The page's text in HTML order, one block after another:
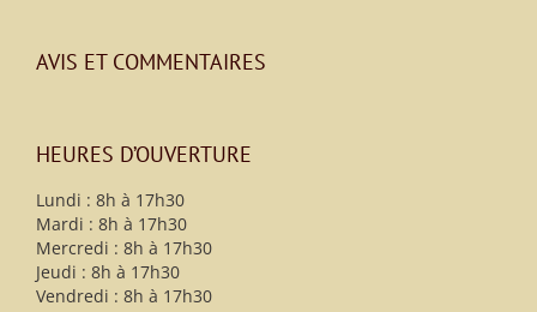
AVIS ET COMMENTAIRES
HEURES D’OUVERTURE
Lundi : 8h à 17h30
Mardi : 8h à 17h30
Mercredi : 8h à 17h30
Jeudi : 8h à 17h30
Vendredi : 8h à 17h30